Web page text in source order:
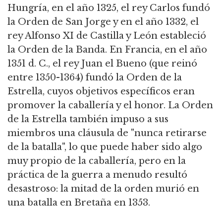
Hungría, en el año 1325, el rey Carlos fundó
la Orden de San Jorge y en el año 1332, el
rey Alfonso XI de Castilla y León estableció
la Orden de la Banda. En Francia, en el año
1351 d. C., el rey Juan el Bueno (que reinó
entre 1350-1364) fundó la Orden de la
Estrella, cuyos objetivos específicos eran
promover la caballería y el honor. La Orden
de la Estrella también impuso a sus
miembros una cláusula de "nunca retirarse
de la batalla", lo que puede haber sido algo
muy propio de la caballería, pero en la
práctica de la guerra a menudo resultó
desastroso: la mitad de la orden murió en
una batalla en Bretaña en 1353.